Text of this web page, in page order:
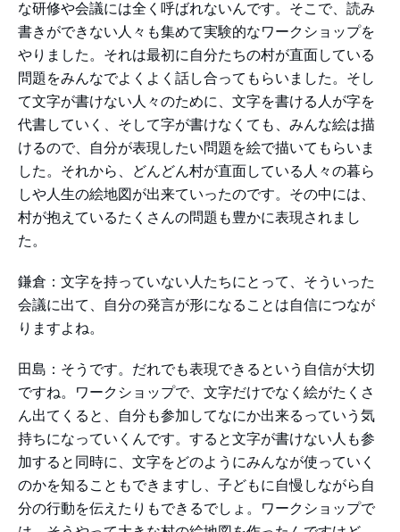
な研修や会議には全く呼ばれないんです。そこで、読み
書きができない人々も集めて実験的なワークショップを
やりました。それは最初に自分たちの村が直面している
問題をみんなでよくよく話し合ってもらいました。そし
て文字が書けない人々のために、文字を書ける人が字を
代書していく、そして字が書けなくても、みんな絵は描
けるので、自分が表現したい問題を絵で描いてもらいま
した。それから、どんどん村が直面している人々の暮ら
しや人生の絵地図が出来ていったのです。その中には、
村が抱えているたくさんの問題も豊かに表現されまし
た。
鎌倉：文字を持っていない人たちにとって、そういった
会議に出て、自分の発言が形になることは自信につなが
りますよね。
田島：そうです。だれでも表現できるという自信が大切
ですね。ワークショップで、文字だけでなく絵がたくさ
ん出てくると、自分も参加してなにか出来るっていう気
持ちになっていくんです。すると文字が書けない人も参
加すると同時に、文字をどのようにみんなが使っていく
のかを知ることもできますし、子どもに自慢しながら自
分の行動を伝えたりもできるでしょ。ワークショップで